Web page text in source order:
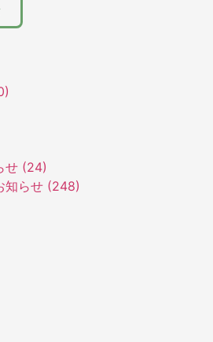
せ (24)
知らせ (248)